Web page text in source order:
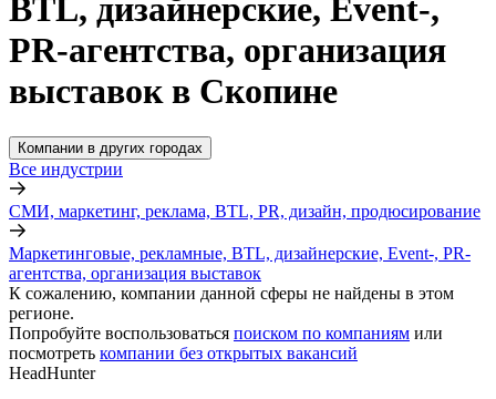
BTL, дизайнерские, Event-,
PR-агентства, организация
выставок в Скопине
Компании в других городах
Все индустрии
СМИ, маркетинг, реклама, BTL, PR, дизайн, продюсирование
Маркетинговые, рекламные, BTL, дизайнерские, Event-, PR-
агентства, организация выставок
К сожалению, компании данной сферы не найдены в этом
регионе.
Попробуйте воспользоваться поиском по компаниям или
посмотреть компании без открытых вакансий
HeadHunter